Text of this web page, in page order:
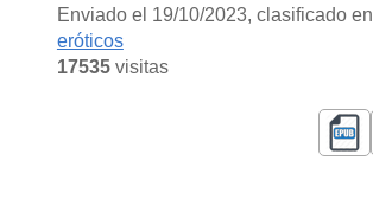
Enviado el 19/10/2023, clasificado en
eróticos
17535visitas